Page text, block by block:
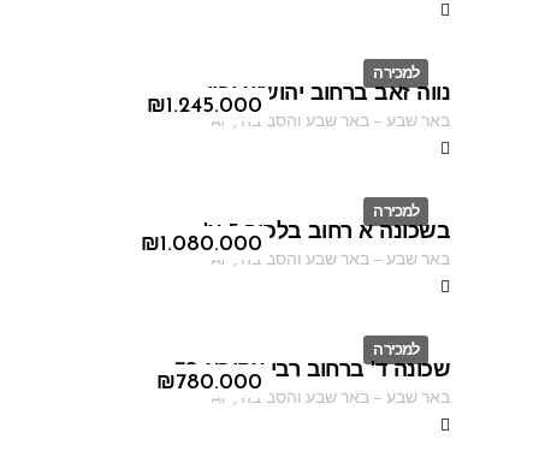
למכירה
ID
₪1.245.000
נווה זאב ברחוב יהושוע יבין
באר שבע–באר שבע והסביבה ,
AF
למכירה
ID
₪1.080.000
בשכונה א רחוב בלפור 5 א'
באר שבע–באר שבע והסביבה ,
AF
למכירה
ID
₪780.000
שכונה ד' ברחוב רבי עקיבא 70
באר שבע–באר שבע והסביבה ,
AF